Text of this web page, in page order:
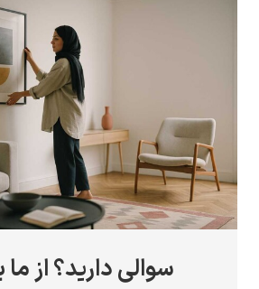
سوالی دارید؟ از ما بپرسید